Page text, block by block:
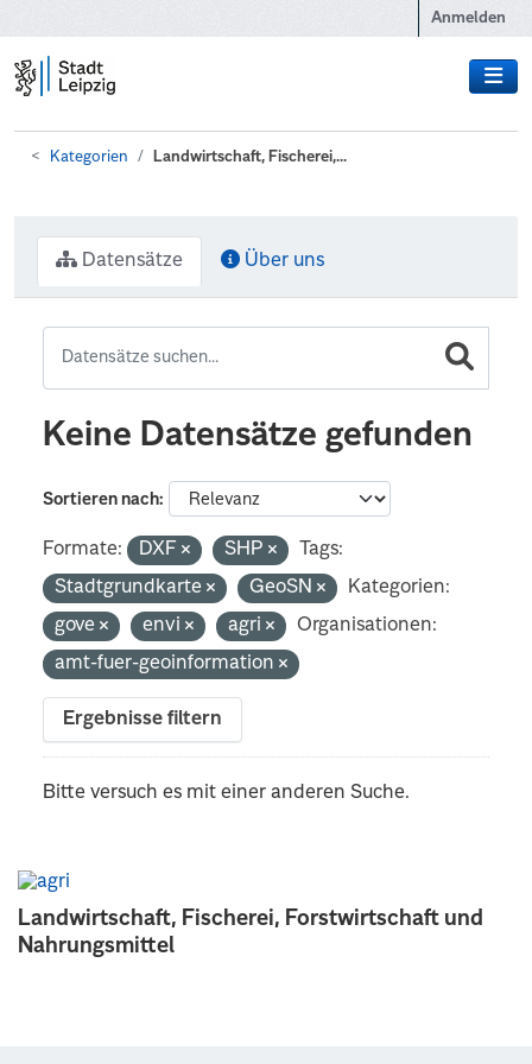
Anmelden
Kategorien Landwirtschaft, Fischerei,...
Landwirtschaft, Fischerei, Forstwirtschaft und
Nahrungsmittel
Datensätze Über uns
Keine Datensätze gefunden
Sortieren nach
Formate: DXF SHP
Tags:
Stadtgrundkarte
GeoSN
Kategorien:
gove
envi agri
Organisationen:
amt-fuer-geoinformation
Ergebnisse filtern
Bitte versuch es mit einer anderen Suche.